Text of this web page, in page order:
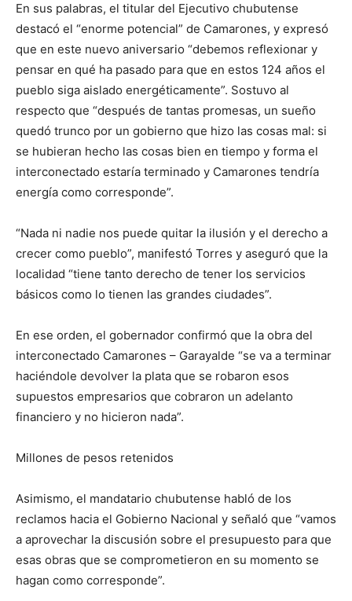
En sus palabras, el titular del Ejecutivo chubutense
destacó el “enorme potencial” de Camarones, y expresó
que en este nuevo aniversario “debemos reflexionar y
pensar en qué ha pasado para que en estos 124 años el
pueblo siga aislado energéticamente”. Sostuvo al
respecto que “después de tantas promesas, un sueño
quedó trunco por un gobierno que hizo las cosas mal: si
se hubieran hecho las cosas bien en tiempo y forma el
interconectado estaría terminado y Camarones tendría
energía como corresponde”.
“Nada ni nadie nos puede quitar la ilusión y el derecho a
crecer como pueblo”, manifestó Torres y aseguró que la
localidad “tiene tanto derecho de tener los servicios
básicos como lo tienen las grandes ciudades”.
En ese orden, el gobernador confirmó que la obra del
interconectado Camarones – Garayalde “se va a terminar
haciéndole devolver la plata que se robaron esos
supuestos empresarios que cobraron un adelanto
financiero y no hicieron nada”.
Millones de pesos retenidos
Asimismo, el mandatario chubutense habló de los
reclamos hacia el Gobierno Nacional y señaló que “vamos
a aprovechar la discusión sobre el presupuesto para que
esas obras que se comprometieron en su momento se
hagan como corresponde”.